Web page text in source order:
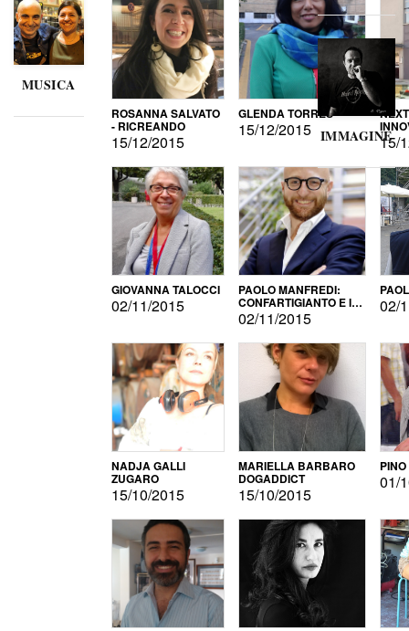
MUSICA
ROSANNA SALVATO
- RICREANDO
15/12/2015
GLENDA TORRES
15/12/2015
15/
GIOVANNA TALOCCI
02/11/2015
PAOLO MANFREDI:
CONFARTIGIANTO E IL
SONDAGGIO
02/11/2015
02/
NADJA GALLI
ZUGARO
15/10/2015
MARIELLA BARBARO
DOGADDICT
15/10/2015
01/
IMMAGINE